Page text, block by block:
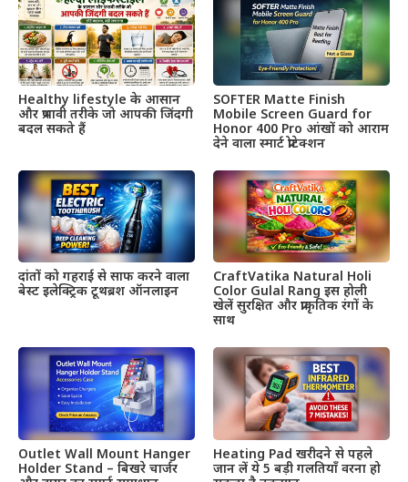
Healthy lifestyle के आसान
और प्रभावी तरीके जो आपकी जिंदगी
बदल सकते हैं
SOFTER Matte Finish
Mobile Screen Guard for
Honor 400 Pro आंखों को आराम
देने वाला स्मार्ट प्रोटेक्शन
दांतों को गहराई से साफ करने वाला
बेस्ट इलेक्ट्रिक टूथब्रश ऑनलाइन
CraftVatika Natural Holi
Color Gulal Rang इस होली
खेलें सुरक्षित और प्राकृतिक रंगों के
साथ
Outlet Wall Mount Hanger
Holder Stand – बिखरे चार्जर
Heating Pad खरीदने से पहले
जान लें ये 5 बड़ी गलतियाँ वरना हो